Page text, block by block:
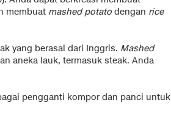
membuat mashed potato dengan rice
yang berasal dari Inggris. Mashed
aneka lauk, termasuk steak. Anda
pengganti kompor dan panci untuk